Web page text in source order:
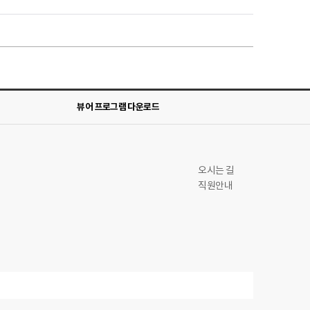
뷰어 프로그램 다운로드
오시는 길
직원안내